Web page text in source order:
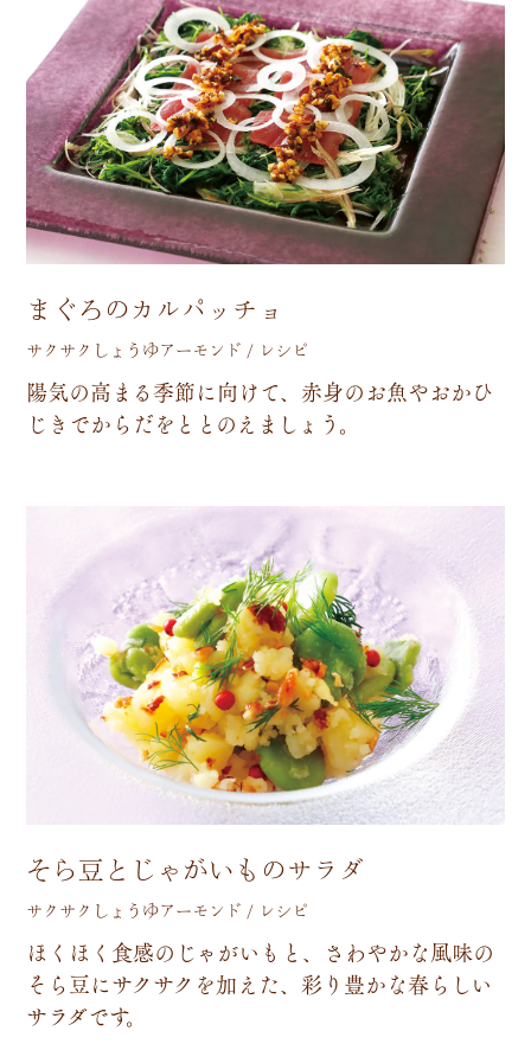
まぐろのカルパッチョ
サクサクしょうゆアーモンド / レシピ
陽気の高ま る季節に向けて、赤身のお魚やおかひ
じ き でか ら だを と と のえ ま し ょ う。
そら豆とじゃがいものサラダ
サクサクしょうゆアーモンド / レシピ
ほ く ほ く 食感の じゃがい も と 、 さ わやかな風味の
そ ら豆にサクサク を加え た、彩 り 豊かな春ら しい
サラダです。